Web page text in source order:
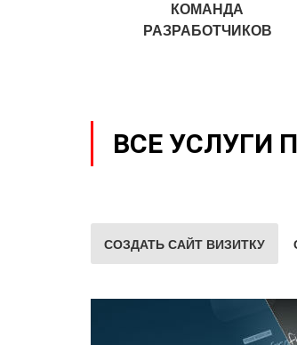
КОМАНДА
РАЗРАБОТЧИКОВ
ВСЕ УСЛУГИ
СОЗДАТЬ САЙТ ВИЗИТКУ